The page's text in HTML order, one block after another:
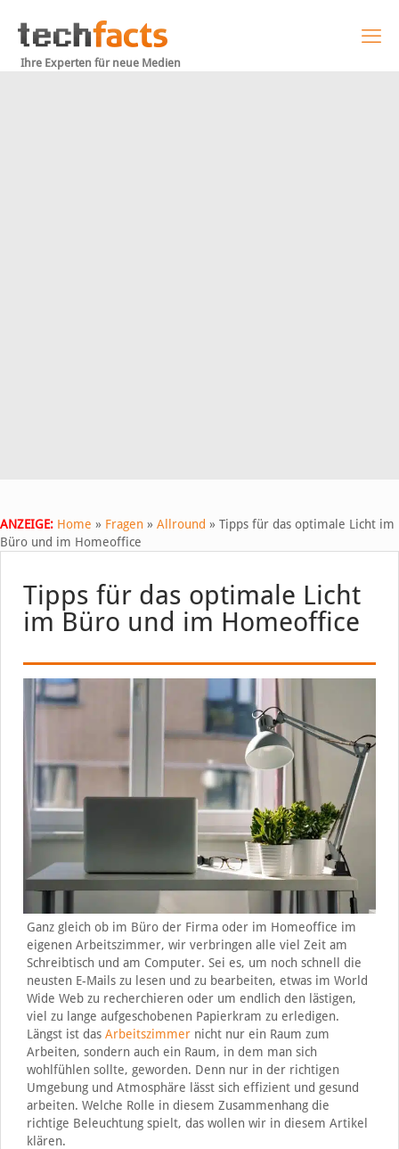
Ihre Experten für neue Medien
ANZEIGE: Home » Fragen » Allround » Tipps für das optimale Licht im
Büro und im Homeoffice
Tipps für das optimale Licht
im Büro und im Homeoffice
Ganz gleich ob im Büro der Firma oder im Homeoffice im
eigenen Arbeitszimmer, wir verbringen alle viel Zeit am
Schreibtisch und am Computer. Sei es, um noch schnell die
neusten E-Mails zu lesen und zu bearbeiten, etwas im World
Wide Web zu recherchieren oder um endlich den lästigen,
viel zu lange aufgeschobenen Papierkram zu erledigen.
Längst ist das Arbeitszimmernicht nur ein Raum zum
Arbeiten, sondern auch ein Raum, in dem man sich
wohlfühlen sollte, geworden. Denn nur in der richtigen
Umgebung und Atmosphäre lässt sich effizient und gesund
arbeiten. Welche Rolle in diesem Zusammenhang die
richtige Beleuchtung spielt, das wollen wir in diesem Artikel
klären.